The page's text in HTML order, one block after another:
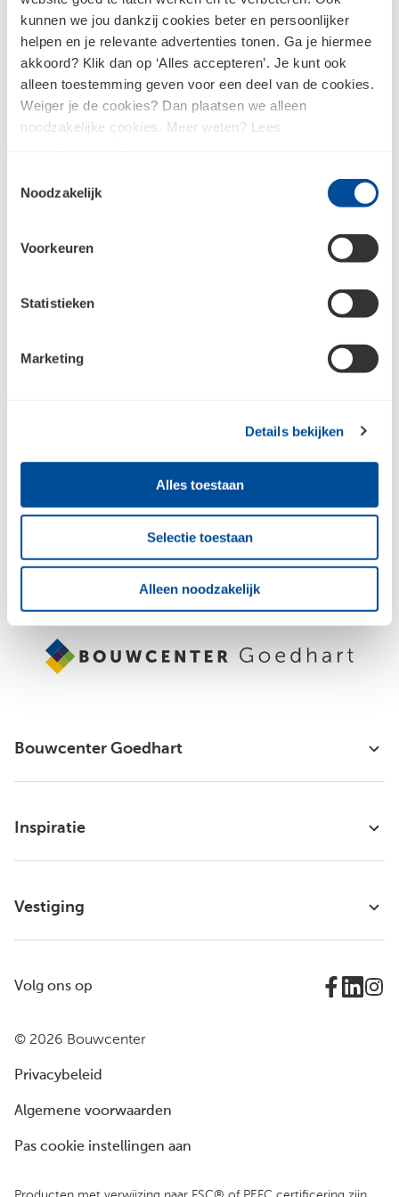
kunnen we jou dankzij cookies beter en persoonlijker
helpen en je relevante advertenties tonen. Ga je hiermee
akkoord? Klik dan op ‘Alles accepteren’. Je kunt ook
alleen toestemming geven voor een deel van de cookies.
Weiger je de cookies? Dan plaatsen we alleen
noodzakelijke cookies. Meer weten? Lees
Noodzakelijk
Voorkeuren
Statistieken
Marketing
Details bekijken
Alles toestaan
Selectie toestaan
Alleen noodzakelijk
Overige ijzerwaren Installatiemateriaal
batterijen
Meld je aan voor de nieuwsbrief en
blijf op de hoogte
Raadpleegons privacybeleidvoor meer informatie over hoe we jouw
Aanmelden
Bouwcenter Goedhart
Inspiratie
Vestiging
© 2026 Bouwcenter
Privacybeleid
Algemene voorwaarden
Pas cookie instellingen aan
Volg ons op